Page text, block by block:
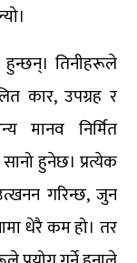
तिनीहरूले
कार, उपग्रह र
मानव निर्मित
हुनेछ। प्रत्येक
गरिन्छ, जुन
धेरै कम हो। तर